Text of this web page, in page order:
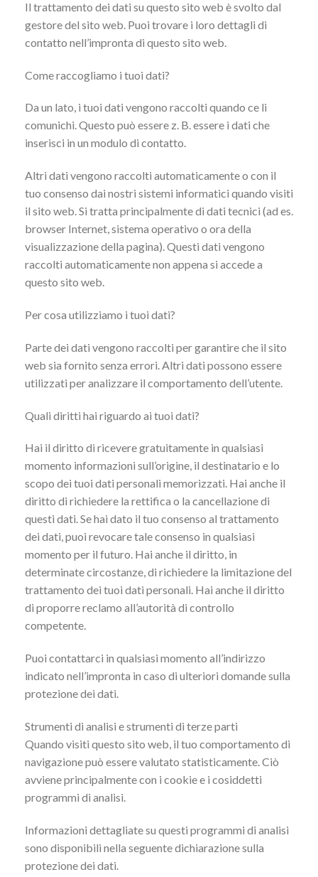
Il trattamento dei dati su questo sito web è svolto dal
gestore del sito web. Puoi trovare i loro dettagli di
contatto nell’impronta di questo sito web.
Come raccogliamo i tuoi dati?
Da un lato, i tuoi dati vengono raccolti quando ce li
comunichi. Questo può essere z. B. essere i dati che
inserisci in un modulo di contatto.
Altri dati vengono raccolti automaticamente o con il
tuo consenso dai nostri sistemi informatici quando visiti
il ​​sito web. Si tratta principalmente di dati tecnici (ad es.
browser Internet, sistema operativo o ora della
visualizzazione della pagina). Questi dati vengono
raccolti automaticamente non appena si accede a
questo sito web.
Per cosa utilizziamo i tuoi dati?
Parte dei dati vengono raccolti per garantire che il sito
web sia fornito senza errori. Altri dati possono essere
utilizzati per analizzare il comportamento dell’utente.
Quali diritti hai riguardo ai tuoi dati?
Hai il diritto di ricevere gratuitamente in qualsiasi
momento informazioni sull’origine, il destinatario e lo
scopo dei tuoi dati personali memorizzati. Hai anche il
diritto di richiedere la rettifica o la cancellazione di
questi dati. Se hai dato il tuo consenso al trattamento
dei dati, puoi revocare tale consenso in qualsiasi
momento per il futuro. Hai anche il diritto, in
determinate circostanze, di richiedere la limitazione del
trattamento dei tuoi dati personali. Hai anche il diritto
di proporre reclamo all’autorità di controllo
competente.
Puoi contattarci in qualsiasi momento all’indirizzo
indicato nell’impronta in caso di ulteriori domande sulla
protezione dei dati.
Strumenti di analisi e strumenti di terze parti
Quando visiti questo sito web, il tuo comportamento di
navigazione può essere valutato statisticamente. Ciò
avviene principalmente con i cookie e i cosiddetti
programmi di analisi.
Informazioni dettagliate su questi programmi di analisi
sono disponibili nella seguente dichiarazione sulla
protezione dei dati.